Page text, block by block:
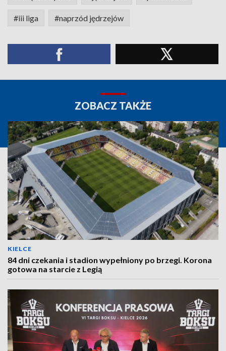
#iii liga #naprzód jędrzejów
ZOBACZ TAKŻE
KIELCE
84 dni czekania i stadion wypełniony po brzegi. Korona
gotowa na starcie z Legią